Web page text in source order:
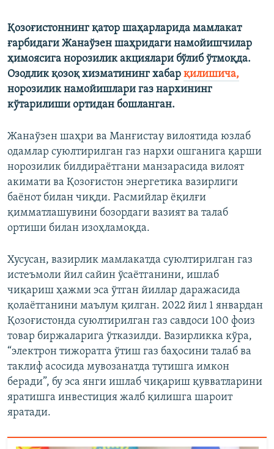
Қозоғистоннинг қатор шаҳарларида мамлакат
ғарбидаги Жанаўзен шаҳридаги намойишчилар
ҳимоясига норозилик акциялари бўлиб ўтмоқда.
Озодлик қозоқ хизматининг хабар қилишича,
норозилик намойишлари газ нархининг
кўтарилиши ортидан бошланган.
Жанаўзен шаҳри ва Манғистау вилоятида юзлаб
одамлар суюлтирилган газ нархи ошганига қарши
норозилик билдираётгани манзарасида вилоят
акимати ва Қозоғистон энергетика вазирлиги
баёнот билан чиқди. Расмийлар ёқилғи
қимматлашувини бозордаги вазият ва талаб
ортиши билан изоҳламоқда.
Хусусан, вазирлик мамлакатда суюлтирилган газ
истеъмоли йил сайин ўсаётганини, ишлаб
чиқариш ҳажми эса ўтган йиллар даражасида
қолаётганини маълум қилган. 2022 йил 1 январдан
Қозоғистонда суюлтирилган газ савдоси 100 фоиз
товар биржаларига ўтказилди. Вазирликка кўра,
“электрон тижоратга ўтиш газ баҳосини талаб ва
таклиф асосида мувозанатда тутишга имкон
беради”, бу эса янги ишлаб чиқариш қувватларини
яратишга инвестиция жалб қилишга шароит
яратади.